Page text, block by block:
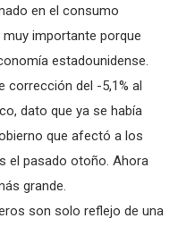
en el consumo
importante porque
estadounidense.
corrección del -5,1% al
dato que ya se había
que afectó a los
el pasado otoño. Ahora
grande.
son solo reflejo de una